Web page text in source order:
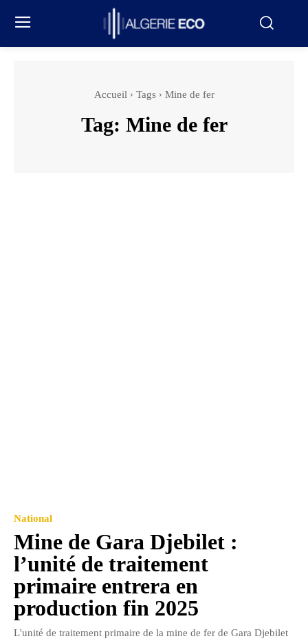
Accueil Tags Mine de fer
Tag: Mine de fer
National
Mine de Gara Djebilet :
l’unité de traitement
primaire entrera en
production fin 2025
L'unité de traitement primaire de la mine de fer de Gara Djebilet